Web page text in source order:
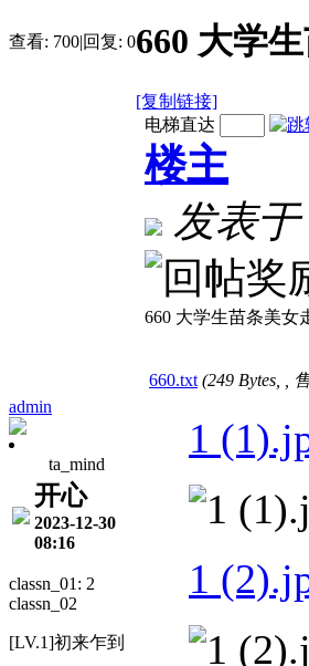
查看: 700|回复: 0660 大学
[复制链接]
admin
ta_mind
开心
2023-12-30
08:16
classn_01: 2
classn_02
[LV.1]初来乍到
电梯直达
楼主
发表于
660 大学生苗条美女
660.txt (249 Bytes, ,
1
1